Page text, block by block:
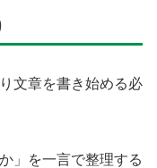
文章を書き始める必
」を一言で整理する